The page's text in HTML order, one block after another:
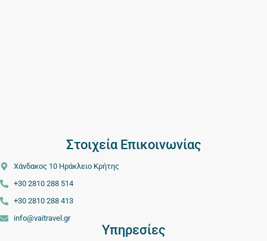
Στοιχεία Επικοινωνίας
Χάνδακος 10 Ηράκλειο Κρήτης
+30 2810 288 514
+30 2810 288 413
info@vaitravel.gr
Υπηρεσίες